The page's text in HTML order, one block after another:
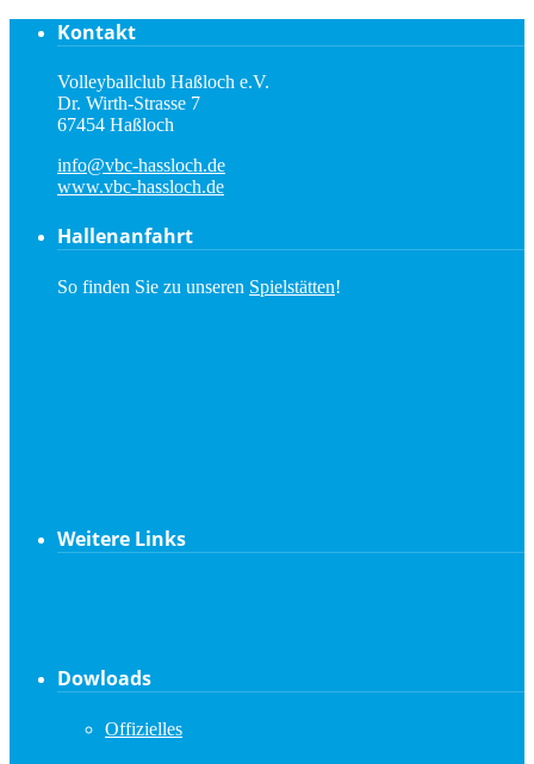
Kontakt
Volleyballclub Haßloch e.V.
Dr. Wirth-Strasse 7
67454 Haßloch
info@vbc-hassloch.de
www.vbc-hassloch.de
Hallenanfahrt
So finden Sie zu unseren Spielstätten!
Weitere Links
Dowloads
Offizielles